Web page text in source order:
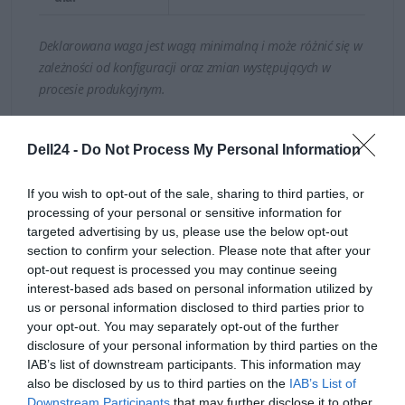
Dell24 - Do Not Process My Personal Information
If you wish to opt-out of the sale, sharing to third parties, or
processing of your personal or sensitive information for
targeted advertising by us, please use the below opt-out
section to confirm your selection. Please note that after your
opt-out request is processed you may continue seeing
interest-based ads based on personal information utilized by
us or personal information disclosed to third parties prior to
your opt-out. You may separately opt-out of the further
disclosure of your personal information by third parties on the
IAB’s list of downstream participants. This information may
also be disclosed by us to third parties on the IAB’s List of
Downstream Participants that may further disclose it to other
Deklarowana waga jest wagą minimalną i może różnić się w
zależności od konfiguracji oraz zmian występujących w
procesie produkcyjnym.
INFORMACJE HANDLOWE
Kod producenta 492-BCPB
Dane
producenta
Dell Technologies
1 Dell Way
Round Rock, TX 78664
https://dell.com
DELL sp. z o.o